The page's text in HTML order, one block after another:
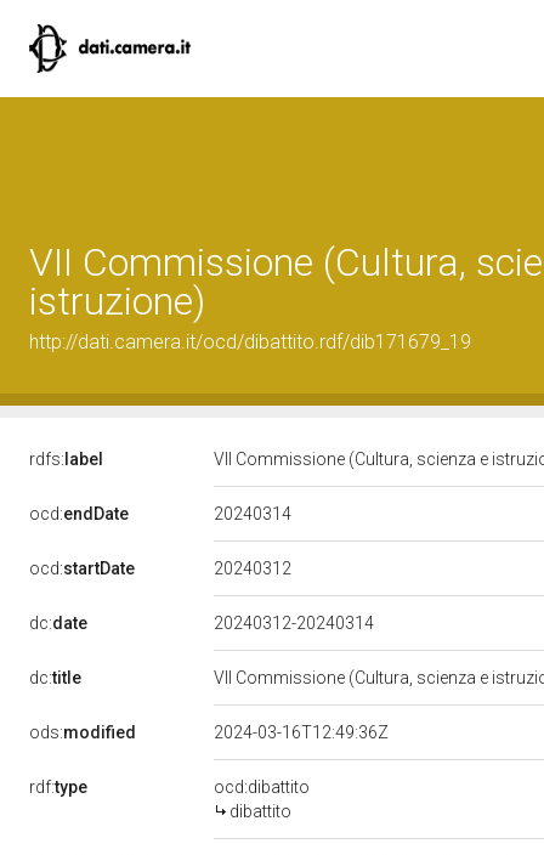
VII Commissione (Cultura,
istruzione)
http://dati.camera.it/ocd/dibattito.rdf/dib171679_19
rdfs: label VII Commissione (Cultura, scienza e
ocd:endDate 20240314
ocd:startDate 20240312
dc:date 20240312-20240314
dc:title VII Commissione (Cultura, scienza e
ods:modified 2024-03-16T12:49:36Z
rdf:type
ocd:dibattito
dibattito